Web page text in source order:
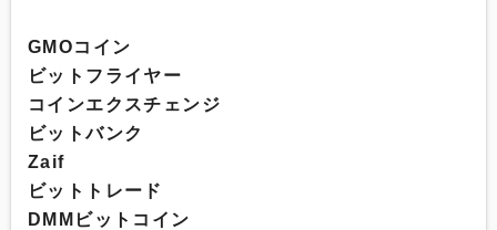
GMOコイン
ビットフライヤー
コインエクスチェンジ
ビットバンク
Zaif
ビットトレード
DMMビットコイン